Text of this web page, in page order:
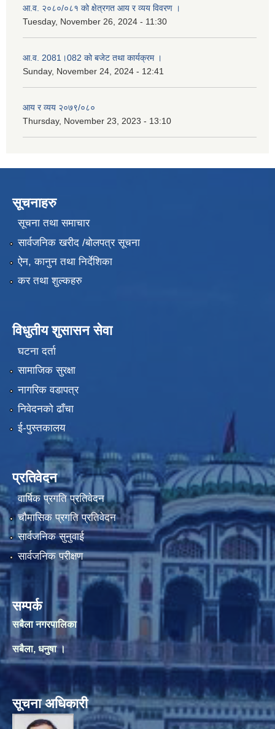
आ.व. २०८०/०८१ को क्षेत्रगत आय र व्यय विवरण ।
Tuesday, November 26, 2024 - 11:30
आ.व. 2081।082 को बजेट तथा कार्यक्रम ।
Sunday, November 24, 2024 - 12:41
आय र व्यय २०७९/०८०
Thursday, November 23, 2023 - 13:10
सूचनाहरु
सूचना तथा समाचार
सार्वजनिक खरीद /बोलपत्र सूचना
ऐन, कानुन तथा निर्देशिका
कर तथा शुल्कहरु
विधुतीय शुसासन सेवा
घटना दर्ता
सामाजिक सुरक्षा
नागरिक वडापत्र
निवेदनको ढाँचा
ई-पुस्तकालय
प्रतिवेदन
वार्षिक प्रगति प्रतिवेदन
चौमासिक प्रगति प्रतिवेदन
सार्वजनिक सुनुवाई
सार्वजनिक परीक्षण
सम्पर्क
सबैला नगरपालिका
सबैला, धनुषा ।
सूचना अधिकारी